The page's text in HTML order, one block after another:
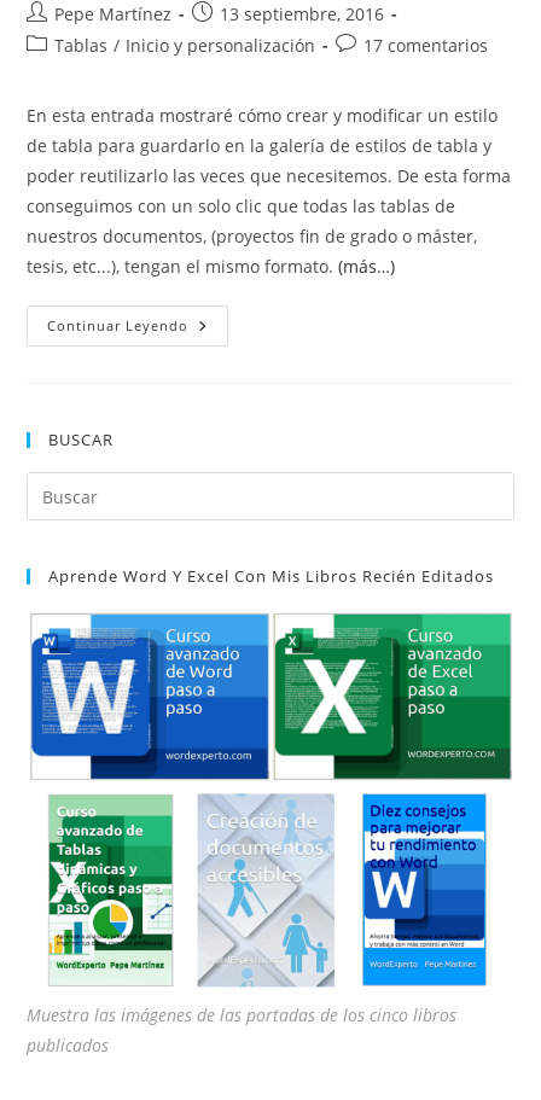
Autor
de
Pepe Martínez
Publicación
de
13 septiembre, 2016
Categoría
entrada:
Tablas / Inicio y personalización
Comentarios
entrada:
17 comentarios
En esta entrada mostraré cómo crear y modificar un estilo
de tabla para guardarlo en la galería de estilos de tabla y
poder reutilizarlo las veces que necesitemos. De esta forma
conseguimos con un solo clic que todas las tablas de
nuestros documentos, (proyectos fin de grado o máster,
tesis, etc...), tengan el mismo formato.(más…)
Continuar Leyendo Crear
Y
BUSCAR
Aprende Word Y Excel Con Mis Libros Recién Editados
Muestra las imágenes de las portadas de los cinco libros
publicados